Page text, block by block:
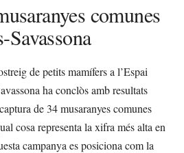
comunes
de petits mamífers a l’Espai
ha conclòs amb resultats
de 34 musaranyes comunes
cosa representa la xifra més alta en
campanya es posiciona com la